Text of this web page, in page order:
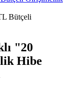
"20
Hibe